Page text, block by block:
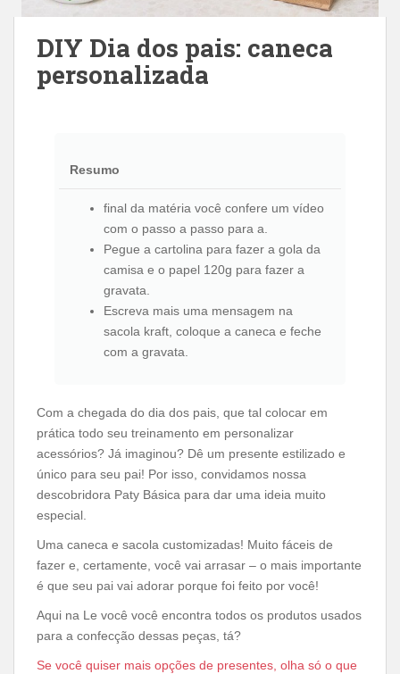
DIY Dia dos pais: caneca
personalizada
Resumo
final da matéria você confere um vídeo
com o passo a passo para a.
Pegue a cartolina para fazer a gola da
camisa e o papel 120g para fazer a
gravata.
Escreva mais uma mensagem na
sacola kraft, coloque a caneca e feche
com a gravata.
Com a chegada do dia dos pais, que tal colocar em
prática todo seu treinamento em personalizar
acessórios? Já imaginou? Dê um presente estilizado e
único para seu pai! Por isso, convidamos nossa
descobridora Paty Básica para dar uma ideia muito
especial.
Uma caneca e sacola customizadas! Muito fáceis de
fazer e, certamente, você vai arrasar – o mais importante
é que seu pai vai adorar porque foi feito por você!
Aqui na Le você você encontra todos os produtos usados
para a confecção dessas peças, tá?
Se você quiser mais opções de presentes, olha só o que